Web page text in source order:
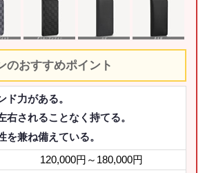
のおすすめポイント
ド力がある。
右されることなく持てる。
を兼ね備えている。
120,000円～180,000円